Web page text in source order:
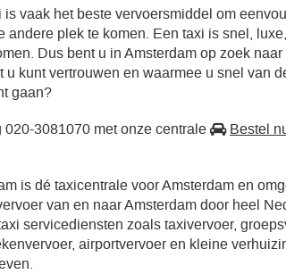
vaak het beste vervoersmiddel om
andere plek te komen. Een taxi is snel,
Dus bent u in Amsterdam op zoek naar
u kunt vertrouwen en waarmee u snel van
gaan?
3081070 met onze centrale
Bestel
is dé taxicentrale voor Amsterdam en
van en naar Amsterdam door heel
servicediensten zoals taxivervoer,
airportvervoer en kleine